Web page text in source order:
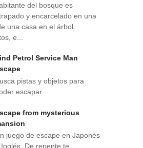
del bosque es
y encarcelado en una
una casa en el árbol.
e...
Petrol Service Man
pistas y objetos para
escapar.
from mysterious
juego de escape en Japonés
De repente te